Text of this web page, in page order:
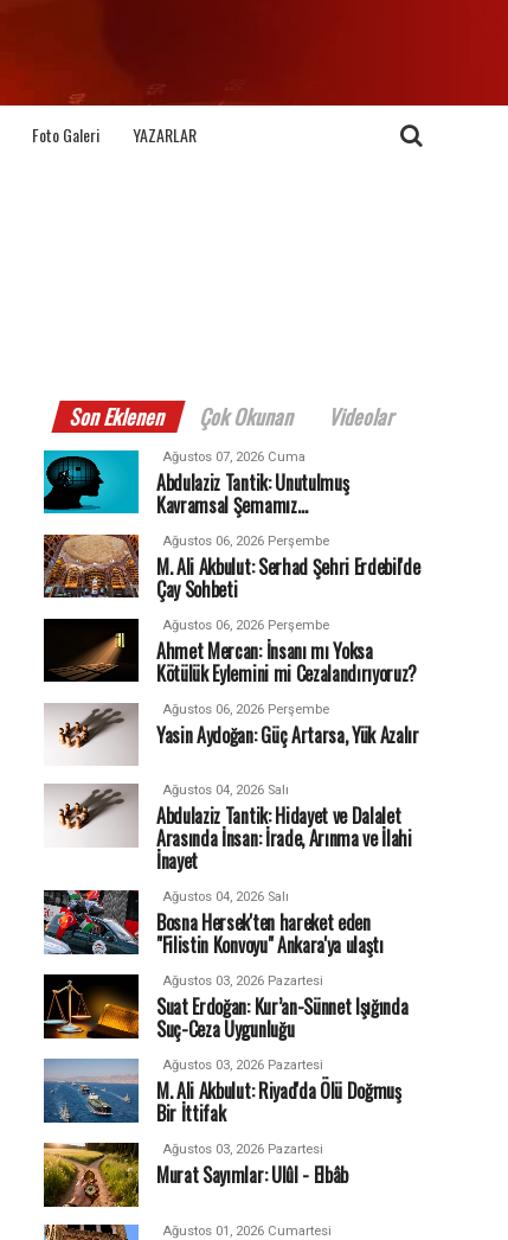
Foto Galeri YAZARLAR
Son Eklenen Çok Okunan Videolar
Ağustos 07, 2026 Cuma
Abdulaziz Tantik: Unutulmuş
Kavramsal Şemamız…
Ağustos 06, 2026 Perşembe
M. Ali Akbulut: Serhad Şehri Erdebil'de
Çay Sohbeti
Ağustos 06, 2026 Perşembe
Ahmet Mercan: İnsanı mı Yoksa
Kötülük Eylemini mi Cezalandırıyoruz?
Ağustos 06, 2026 Perşembe
Yasin Aydoğan: Güç Artarsa, Yük Azalır
Ağustos 04, 2026 Salı
Abdulaziz Tantik: Hidayet ve Dalalet
Arasında İnsan: İrade, Arınma ve İlahi
İnayet
Ağustos 04, 2026 Salı
Bosna Hersek'ten hareket eden
"Filistin Konvoyu" Ankara'ya ulaştı
Ağustos 03, 2026 Pazartesi
Suat Erdoğan: Kur’an-Sünnet Işığında
Suç-Ceza Uygunluğu
Ağustos 03, 2026 Pazartesi
M. Ali Akbulut: Riyad'da Ölü Doğmuş
Bir İttifak
Ağustos 03, 2026 Pazartesi
Murat Sayımlar: Ulûl - Elbâb
Ağustos 01, 2026 Cumartesi